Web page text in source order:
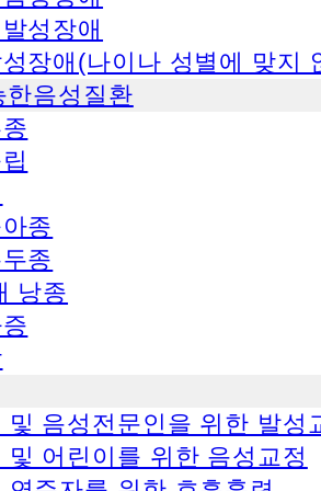
발성장애
성장애(나이나 성별에 맞지
한음성질환
종
립
아종
두종
낭종
증
및 음성전문인을 위한 발성
및 어린이를 위한 음성교정